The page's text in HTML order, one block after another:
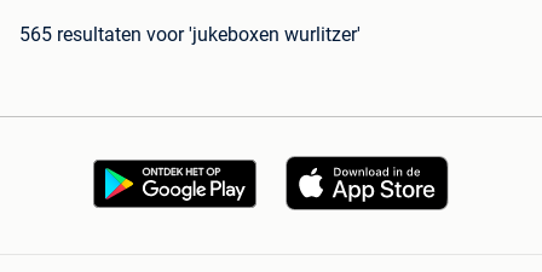
565 resultaten voor 'jukeboxen wurlitzer'